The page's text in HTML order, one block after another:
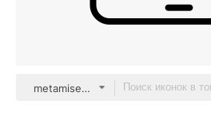
metamiseptiana black outline